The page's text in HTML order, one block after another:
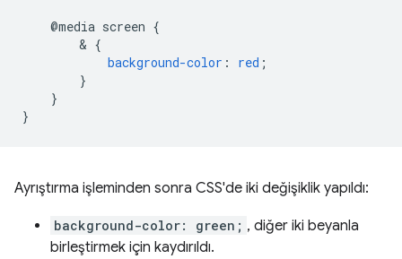
@media screen {
        &
{
background-color : red ;
}
}
}
Ayrıştırma işleminden sonra CSS'de iki değişiklik yapıldı:
background-color: green; , diğer iki beyanla
birleştirmek için kaydırıldı.